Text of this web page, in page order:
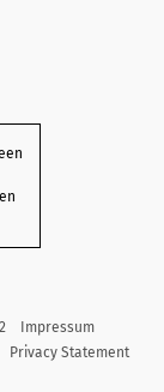
Impressum
Privacy Statement